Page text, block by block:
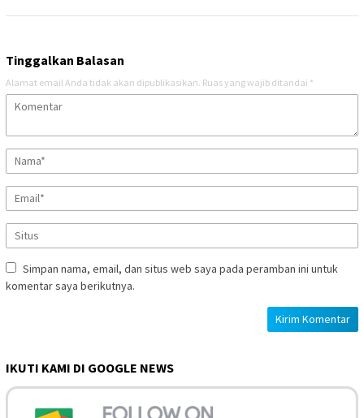
Tinggalkan Balasan
Alamat email Anda tidak akan dipublikasikan. Ruas yang wajib ditandai *
Simpan nama, email, dan situs web saya pada peramban ini untuk
komentar saya berikutnya.
IKUTI KAMI DI GOOGLE NEWS